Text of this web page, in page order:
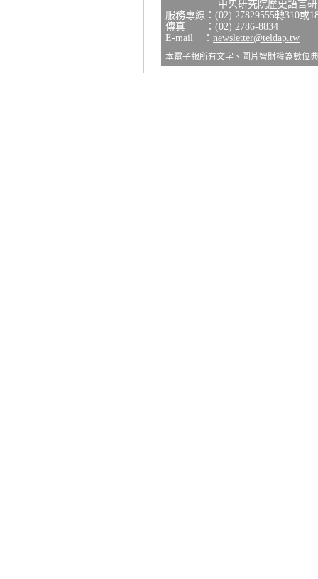
中央研究院歷史語言研究
服務專線：(02) 27829555轉310或
傳真 ：(02) 2786-8834
E-mail ： newsletter@teldap.tw
本電子報所有文字、圖片智財權為數位